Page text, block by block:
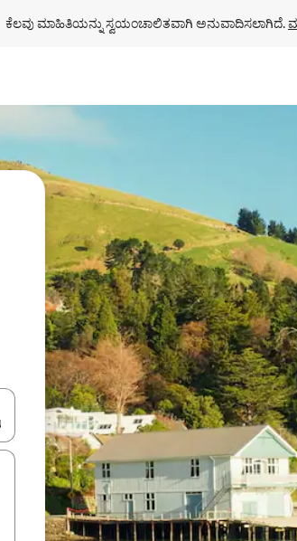
ಕೆಲವು ಮಾಹಿತಿಯನ್ನು ಸ್ವಯಂಚಾಲಿತವಾಗಿ ಅನುವಾದಿಸಲಾಗಿದೆ.
ನ್ಯಾವಿಗೇಟ್ ಮಾಡಿ ಅಥವಾ ಸ್ಪರ್ಶ ಅಥವಾ ಸ್ವೈಪ್